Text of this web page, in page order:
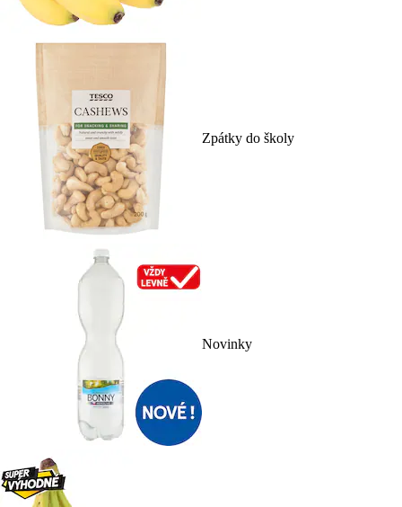
Zpátky do školy
Novinky